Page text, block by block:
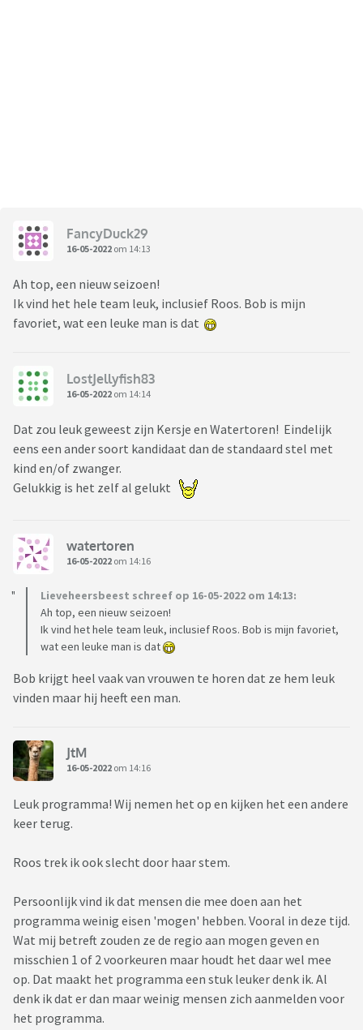
FancyDuck29
16-05-2022 om 14:13
Ah top, een nieuw seizoen!
Ik vind het hele team leuk, inclusief Roos. Bob is mijn
favoriet, wat een leuke man is dat
LostJellyfish83
16-05-2022 om 14:14
Dat zou leuk geweest zijn Kersje en Watertoren! Eindelijk
eens een ander soort kandidaat dan de standaard stel met
kind en/of zwanger.
Gelukkig is het zelf al gelukt
watertoren
16-05-2022 om 14:16
Lieveheersbeest schreef op 16-05-2022 om 14:13:
Ah top, een nieuw seizoen!
Ik vind het hele team leuk, inclusief Roos. Bob is mijn favoriet,
wat een leuke man is dat
Bob krijgt heel vaak van vrouwen te horen dat ze hem leuk
vinden maar hij heeft een man.
JtM
16-05-2022 om 14:16
Leuk programma! Wij nemen het op en kijken het een andere
keer terug.
Roos trek ik ook slecht door haar stem.
Persoonlijk vind ik dat mensen die mee doen aan het
programma weinig eisen 'mogen' hebben. Vooral in deze tijd.
Wat mij betreft zouden ze de regio aan mogen geven en
misschien 1 of 2 voorkeuren maar houdt het daar wel mee
op. Dat maakt het programma een stuk leuker denk ik. Al
denk ik dat er dan maar weinig mensen zich aanmelden voor
het programma.